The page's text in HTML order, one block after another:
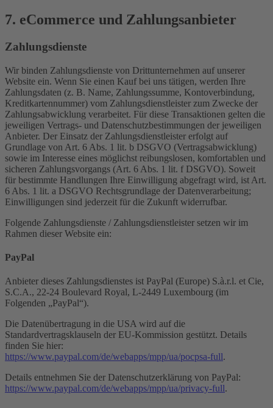
7. eCommerce und Zahlungs­anbieter
Zahlungsdienste
Wir binden Zahlungsdienste von Drittunternehmen auf unserer
Website ein. Wenn Sie einen Kauf bei uns tätigen, werden Ihre
Zahlungsdaten (z. B. Name, Zahlungssumme, Kontoverbindung,
Kreditkartennummer) vom Zahlungsdienstleister zum Zwecke der
Zahlungsabwicklung verarbeitet. Für diese Transaktionen gelten die
jeweiligen Vertrags- und Datenschutzbestimmungen der jeweiligen
Anbieter. Der Einsatz der Zahlungsdienstleister erfolgt auf
Grundlage von Art. 6 Abs. 1 lit. b DSGVO (Vertragsabwicklung)
sowie im Interesse eines möglichst reibungslosen, komfortablen und
sicheren Zahlungsvorgangs (Art. 6 Abs. 1 lit. f DSGVO). Soweit
für bestimmte Handlungen Ihre Einwilligung abgefragt wird, ist Art.
6 Abs. 1 lit. a DSGVO Rechtsgrundlage der Datenverarbeitung;
Einwilligungen sind jederzeit für die Zukunft widerrufbar.
Folgende Zahlungsdienste / Zahlungsdienstleister setzen wir im
Rahmen dieser Website ein:
PayPal
Anbieter dieses Zahlungsdienstes ist PayPal (Europe) S.à.r.l. et Cie,
S.C.A., 22-24 Boulevard Royal, L-2449 Luxembourg (im
Folgenden „PayPal“).
Die Datenübertragung in die USA wird auf die
Standardvertragsklauseln der EU-Kommission gestützt. Details
finden Sie hier:
https://www.paypal.com/de/webapps/mpp/ua/pocpsa-full.
Details entnehmen Sie der Datenschutzerklärung von PayPal:
https://www.paypal.com/de/webapps/mpp/ua/privacy-full.